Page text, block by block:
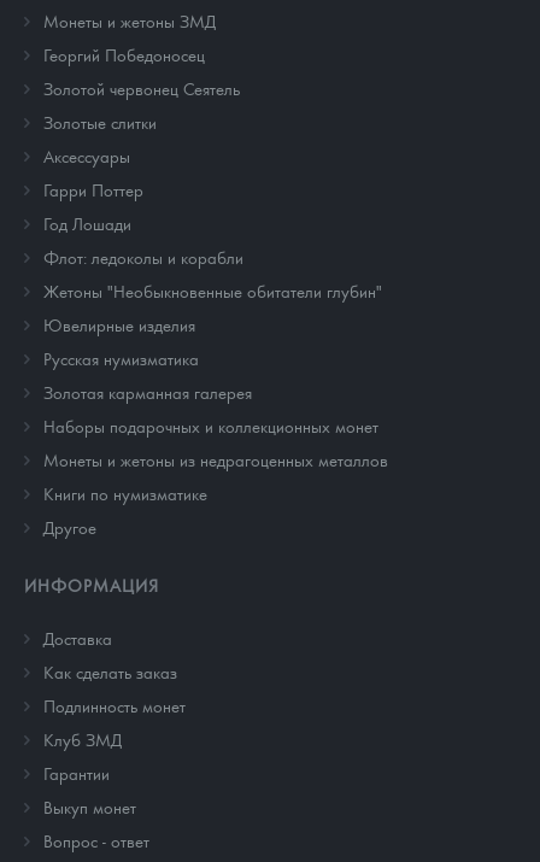
Монеты и жетоны ЗМД
Георгий Победоносец
Золотой червонец Сеятель
Золотые слитки
Аксессуары
Гарри Поттер
Год Лошади
Флот: ледоколы и корабли
Жетоны "Необыкновенные обитатели глубин"
Ювелирные изделия
Русская нумизматика
Золотая карманная галерея
Наборы подарочных и коллекционных монет
Монеты и жетоны из недрагоценных металлов
Книги по нумизматике
Другое
ИНФОРМАЦИЯ
Доставка
Как сделать заказ
Подлинность монет
Клуб ЗМД
Гарантии
Выкуп монет
Вопрос - ответ